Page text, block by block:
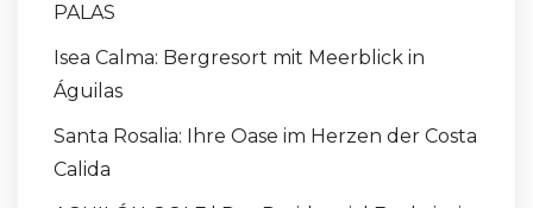
PALAS
Isea Calma: Bergresort mit Meerblick in
Águilas
Santa Rosalia: Ihre Oase im Herzen der Costa
Calida